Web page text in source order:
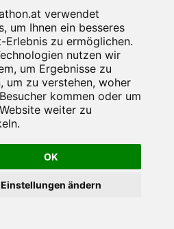
OK
Einstellungen ändern